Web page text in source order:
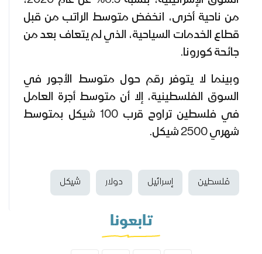
من ناحية أخرى، انخفض متوسط ​​الراتب من قبل
قطاع الخدمات السياحية، الذي لم يتعاف بعد من
جائحة كورونا.
وبينما لا يتوفر رقم حول متوسط الأجور في
السوق الفلسطينية، إلا أن متوسط أجرة العامل
في فلسطين تراوح قرب 100 شيكل بمتوسط
شهري 2500 شيكل.
فلسطين إسرائيل دولار شيكل
تابعونا